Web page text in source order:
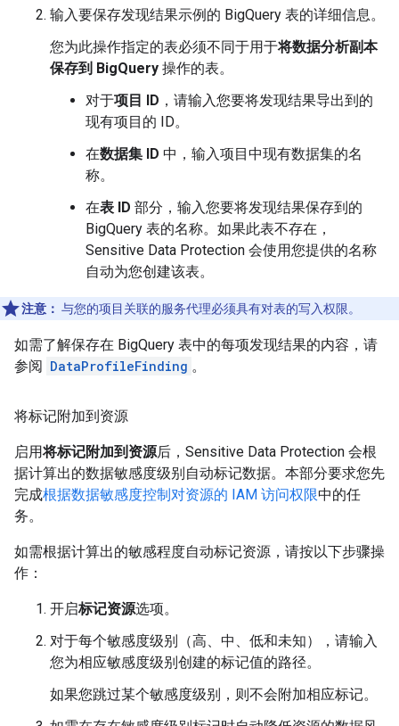
输入要保存发现结果示例的 BigQuery 表的详细信息。
您为此操作指定的表必须不同于用于将数据分析副本
保存到 BigQuery 操作的表。
对于项目 ID ，请输入您要将发现结果导出到的
现有项目的 ID。
在数据集 ID 中，输入项目中现有数据集的名
称。
在表 ID 部分，输入您要将发现结果保存到的
BigQuery 表的名称。如果此表不存在，
Sensitive Data Protection 会使用您提供的名称
自动为您创建该表。
注意： 与您的项目关联的服务代理必须具有对表的写入权限。
如需了解保存在 BigQuery 表中的每项发现结果的内容，请
参阅 DataProfileFinding 。
将标记附加到资源
启用将标记附加到资源后，Sensitive Data Protection 会根
据计算出的数据敏感度级别自动标记数据。本部分要求您先
完成根据数据敏感度控制对资源的 IAM 访问权限中的任
务。
如需根据计算出的敏感程度自动标记资源，请按以下步骤操
作：
开启标记资源选项。
对于每个敏感度级别（高、中、低和未知），请输入
您为相应敏感度级别创建的标记值的路径。
如果您跳过某个敏感度级别，则不会附加相应标记。